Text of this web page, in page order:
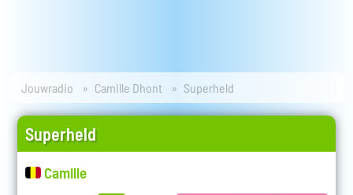
Jouwradio Camille Dhont Superheld
Superheld
Camille